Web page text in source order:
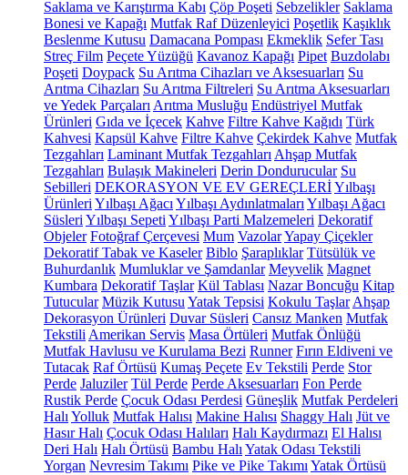
Saklama ve Karıştırma Kabı Çöp Poşeti Sebzelikler Saklama
Bonesi ve Kapağı Mutfak Raf Düzenleyici Poşetlik Kaşıklık
Beslenme Kutusu Damacana Pompası Ekmeklik Sefer Tası
Streç Film Peçete Yüzüğü Kavanoz Kapağı Pipet Buzdolabı
Poşeti Doypack Su Arıtma Cihazları ve Aksesuarları Su
Arıtma Cihazları Su Arıtma Filtreleri Su Arıtma Aksesuarları
ve Yedek Parçaları Arıtma Musluğu Endüstriyel Mutfak
Ürünleri Gıda ve İçecek Kahve Filtre Kahve Kağıdı Türk
Kahvesi Kapsül Kahve Filtre Kahve Çekirdek Kahve Mutfak
Tezgahları Laminant Mutfak Tezgahları Ahşap Mutfak
Tezgahları Bulaşık Makineleri Derin Dondurucular Su
Sebilleri DEKORASYON VE EV GEREÇLERİYılbaşı
Ürünleri Yılbaşı Ağacı Yılbaşı Aydınlatmaları Yılbaşı Ağacı
Süsleri Yılbaşı Sepeti Yılbaşı Parti Malzemeleri Dekoratif
Objeler Fotoğraf Çerçevesi Mum VazolarYapay Çiçekler
Dekoratif Tabak ve Kaseler Biblo Şaraplıklar Tütsülük ve
Buhurdanlık Mumluklar ve Şamdanlar Meyvelik Magnet
Kumbara Dekoratif Taşlar Kül Tablası Nazar Boncuğu Kitap
Tutucular Müzik Kutusu Yatak Tepsisi Kokulu Taşlar Ahşap
Dekorasyon Ürünleri Duvar Süsleri Cansız Manken Mutfak
Tekstili Amerikan Servis Masa Örtüleri Mutfak Önlüğü
Mutfak Havlusu ve Kurulama Bezi Runner Fırın Eldiveni ve
Tutacak Raf Örtüsü Kumaş Peçete Ev Tekstili Perde Stor
Perde Jaluziler Tül Perde Perde Aksesuarları Fon Perde
Rustik Perde Çocuk Odası Perdesi Güneşlik Mutfak Perdeleri
Halı Yolluk Mutfak Halısı Makine Halısı Shaggy Halı Jüt ve
Hasır Halı Çocuk Odası Halıları Halı Kaydırmazı El Halısı
Deri Halı Halı Örtüsü Bambu Halı Yatak Odası Tekstili
Yorgan Nevresim Takımı Pike ve Pike Takımı Yatak Örtüsü